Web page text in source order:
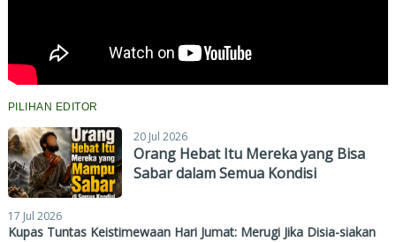
PILIHAN EDITOR
20 Jul 2026
Orang Hebat Itu Mereka yang Bisa
Sabar dalam Semua Kondisi
17 Jul 2026
Kupas Tuntas Keistimewaan Hari Jumat: Merugi Jika Disia-siakan